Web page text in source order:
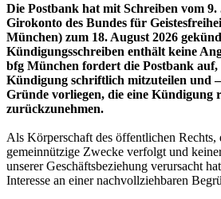
Die Postbank hat mit Schreiben vom 9.
Girokonto des Bundes für
München) zum 18. August 2026
Kündigungsschreiben enthält keine
bfg München fordert die Postbank
Kündigung schriftlich mitzuteilen und
Gründe vorliegen, die eine Kündigung
zurückzunehmen.
Als Körperschaft des öffentlichen Rechts,
gemeinnützige Zwecke verfolgt und
unserer Geschäftsbeziehung verursacht
Interesse an einer nachvollziehbaren